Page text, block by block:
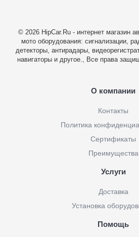
© 2026 HipCar.Ru - интернет магазин
мото оборудования: сигнализации,
детекторы, антирадары,
навигаторы и другое., Все права
О компании
Контакты
Политика
Сертификаты
Преимущества
Услуги
Доставка
Установка
Помощь